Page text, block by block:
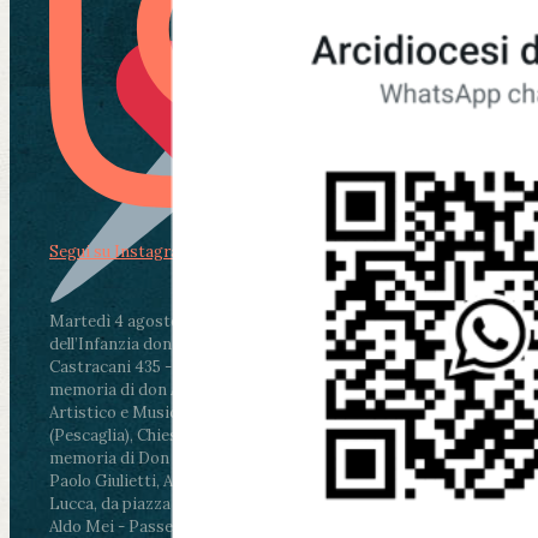
Martedì 4 agosto2026
ore 11:30 - Lucca, Scuola
dell’Infanzia don Aldo Mei - Viale Castruccio
Castracani 435 - Inaugurazione murales in
memoria di don Aldo Mei curato dal Liceo
Artistico e Musicale “Passaglia”
ore 18 - Fiano
(Pescaglia), Chiesa parrocchiale - Messa in
memoria di Don Aldo Mei celebrata da mons.
Paolo Giulietti, Arcivescovo di Lucca
ore 20.30 -
Lucca, da piazza San Michele al Cippo di don
Aldo Mei - Passeggiata della Memoria in alcuni
Segui su Instagram